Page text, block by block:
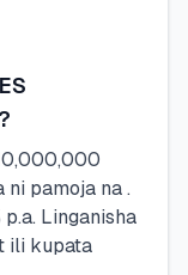
pamoja na .
Linganisha
ili kupata